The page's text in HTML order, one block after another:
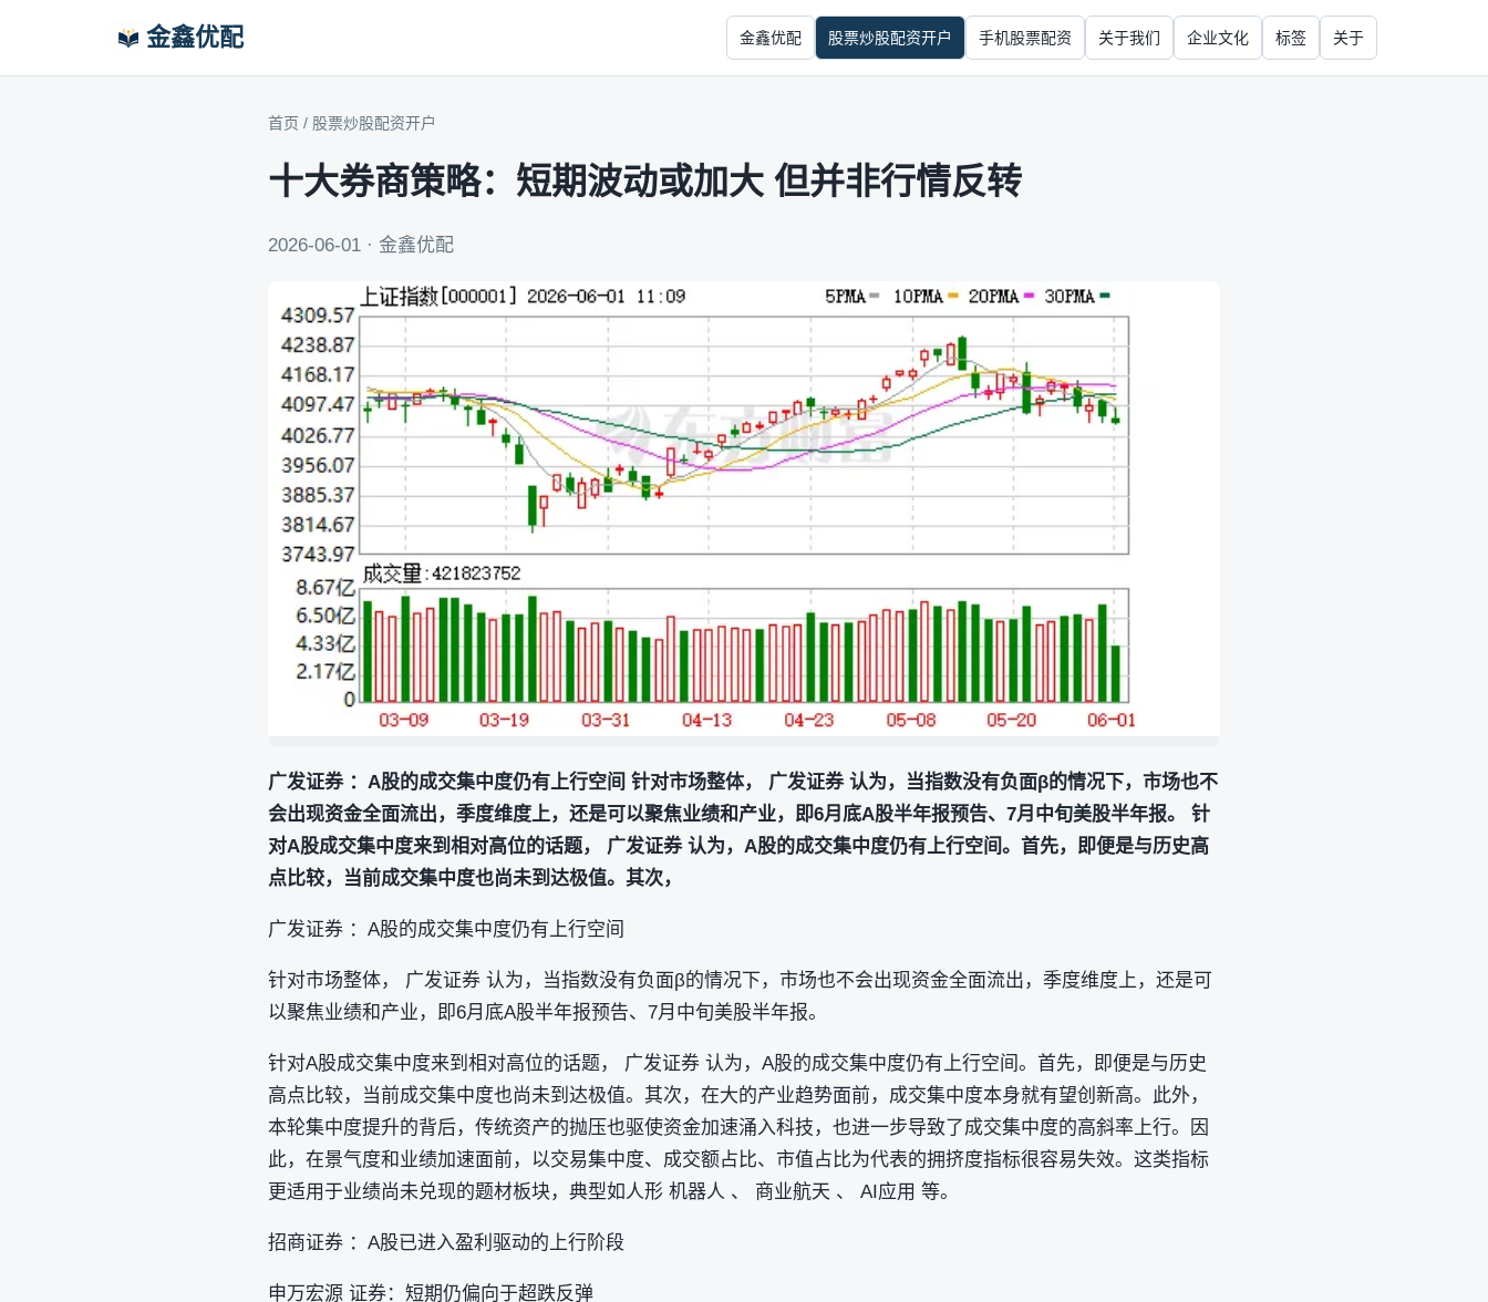
金鑫优配 金鑫优配 股票炒股配资开户 手机股票配资 关于我们 企业文化 标签 关于
首页 / 股票炒股配资开户
十大券商策略：短期波动或加大 但并非行情反转
2026-06-01 · 金鑫优配
广发证券 ：A股的成交集中度仍有上行空间 针对市场整体， 广发证券 认为，当指数没有负面β的情况下，市场也不
会出现资金全面流出，季度维度上，还是可以聚焦业绩和产业，即6月底A股半年报预告、7月中旬美股半年报。 针
对A股成交集中度来到相对高位的话题， 广发证券 认为，A股的成交集中度仍有上行空间。首先，即便是与历史高
点比较，当前成交集中度也尚未到达极值。其次，
广发证券 ：A股的成交集中度仍有上行空间
针对市场整体， 广发证券 认为，当指数没有负面β的情况下，市场也不会出现资金全面流出，季度维度上，还是可
以聚焦业绩和产业，即6月底A股半年报预告、7月中旬美股半年报。
针对A股成交集中度来到相对高位的话题， 广发证券 认为，A股的成交集中度仍有上行空间。首先，即便是与历史
高点比较，当前成交集中度也尚未到达极值。其次，在大的产业趋势面前，成交集中度本身就有望创新高。此外，
本轮集中度提升的背后，传统资产的抛压也驱使资金加速涌入科技，也进一步导致了成交集中度的高斜率上行。因
此，在景气度和业绩加速面前，以交易集中度、成交额占比、市值占比为代表的拥挤度指标很容易失效。这类指标
更适用于业绩尚未兑现的题材板块，典型如人形 机器人 、 商业航天 、 AI应用 等。
招商证券 ：A股已进入盈利驱动的上行阶段
申万宏源 证券：短期仍偏向于超跌反弹